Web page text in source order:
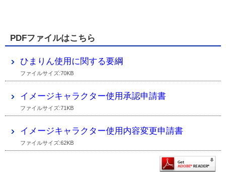
PDFファイルはこちら
ひまりん使用に関する要綱
ファイルサイズ:70KB
イメージキャラクター使用承認申請書
ファイルサイズ:71KB
イメージキャラクター使用内容変更申請書
ファイルサイズ:62KB